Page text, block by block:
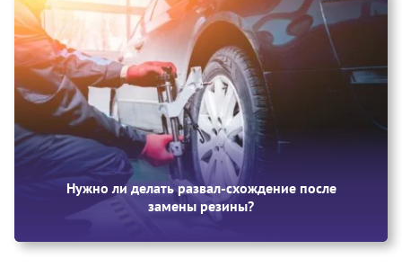
Нужно ли делать развал-схождение после
замены резины?